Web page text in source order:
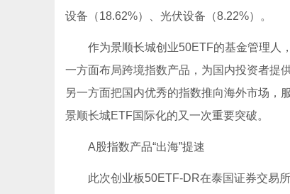
设备（18.62%）、光伏设备（8.22%）。
作为景顺长城创业50ETF的基金管理人
一方面布局跨境指数产品，为国内投资者提
另一方面把国内优秀的指数推向海外市场，
景顺长城ETF国际化的又一次重要突破。
A股指数产品“出海”提速
此次创业板50ETF-DR在泰国证券交易